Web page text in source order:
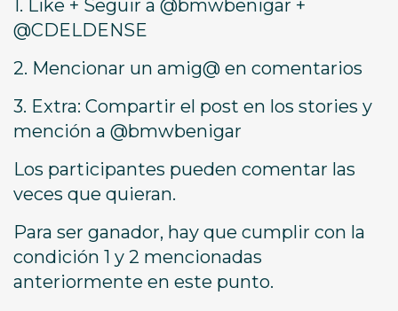
1. Like + Seguir a @bmwbenigar +
@CDELDENSE
2. Mencionar un amig@ en comentarios
3. Extra: Compartir el post en los stories y
mención a @bmwbenigar
Los participantes pueden comentar las
veces que quieran.
Para ser ganador, hay que cumplir con la
condición 1 y 2 mencionadas
anteriormente en este punto.